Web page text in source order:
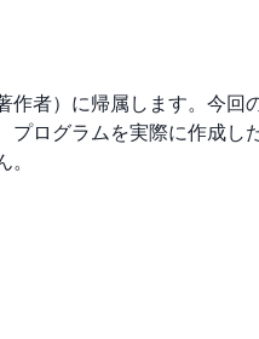
者）に帰属します。今回
ログラムを実際に作成